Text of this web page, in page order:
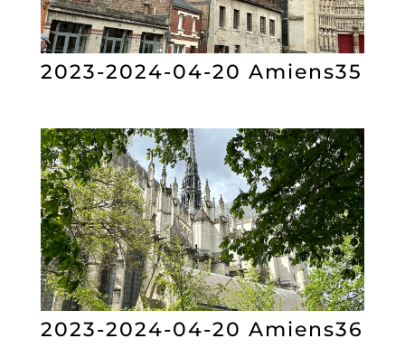
2023-2024-04-20 Amiens35
2023-2024-04-20 Amiens36